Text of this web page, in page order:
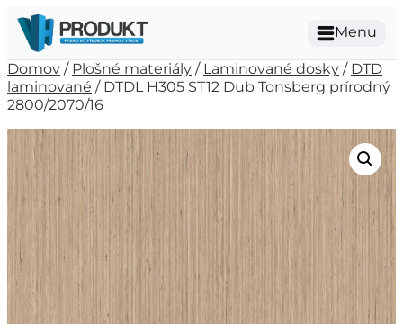
Menu
Domov / Plošné materiály / Laminované dosky / DTD
laminované / DTDL H305 ST12 Dub Tonsberg prírodný
2800/2070/16